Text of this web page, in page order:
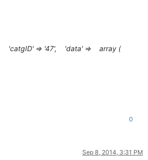
'catgID' => '47', 'data' => array (
0
Sep 8, 2014, 3:31 PM